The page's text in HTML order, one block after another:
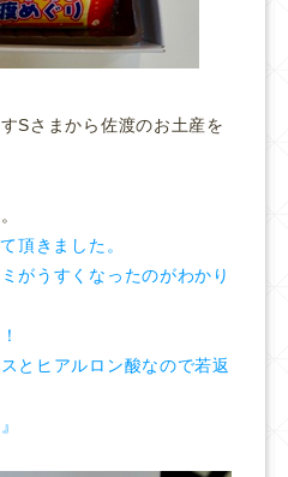
Sさまから佐渡のお土産を
頂きました。
がうすくなったのがわかり
とヒアルロン酸なので若返